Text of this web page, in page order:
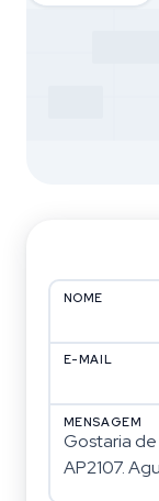
NOME
E-MAIL
MENSAGEM